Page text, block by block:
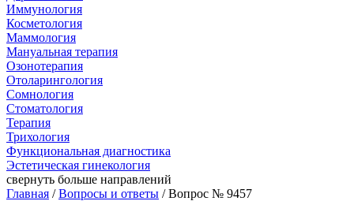
Иммунология
Косметология
Маммология
Мануальная терапия
Озонотерапия
Отоларингология
Сомнология
Стоматология
Терапия
Трихология
Функциональная диагностика
Эстетическая гинекология
свернуть больше направлений
Главная /Вопросы и ответы / Вопрос № 9457